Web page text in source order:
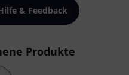
& Feedback
Produkte